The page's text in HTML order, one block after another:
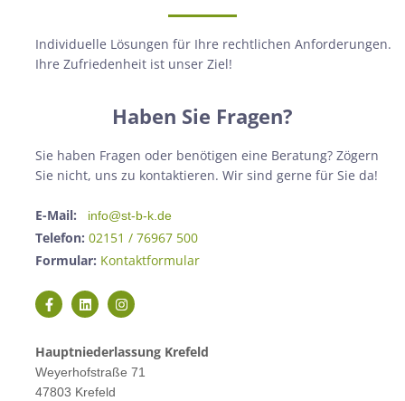
Individuelle Lösungen für Ihre rechtlichen Anforderungen.
Ihre Zufriedenheit ist unser Ziel!
Haben Sie Fragen?
Sie haben Fragen oder benötigen eine Beratung? Zögern
Sie nicht, uns zu kontaktieren. Wir sind gerne für Sie da!
E-Mail: info@st-b-k.de
Telefon: 02151 / 76967 500
Formular: Kontaktformular
Hauptniederlassung Krefeld
Weyerhofstraße 71
47803 Krefeld